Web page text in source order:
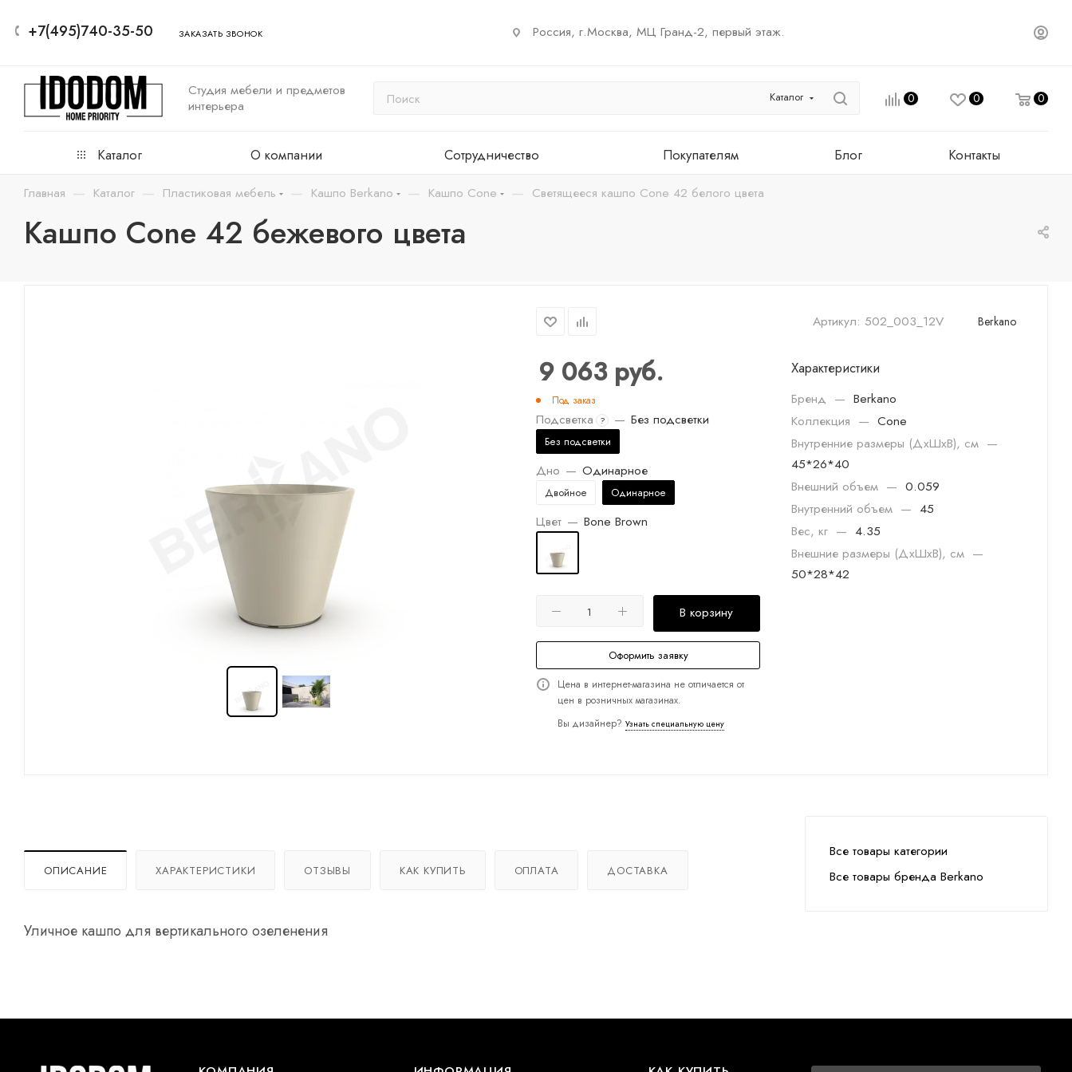
+7(495)740-35-50 ЗАКАЗАТЬ ЗВОНОК Россия, г.Москва, МЦ Гранд-2, первый этаж.
Студия мебели и предметов
интерьера
Каталог 0 0 0
Каталог О компании Сотрудничество Покупателям Блог Контакты
Главная — Каталог — Пластиковая мебель — Кашпо Berkano — Кашпо Cone — Светящееся кашпо Cone 42 белого цвета
Кашпо Cone 42 бежевого цвета
Артикул: 502_003_12V Berkano
9 063руб.
Под заказ
Подсветка ? — Без подсветки
Без подсветки
Дно — Одинарное
Двойное Одинарное
Цвет — Bone Brown
В корзину
Оформить заявку
Цена в интернет-магазина не отличается от
цен в розничных магазинах.
Вы дизайнер? Узнать специальную цену
Характеристики
Бренд — Berkano
Коллекция — Cone
Внутренние размеры (ДхШхВ), см —
45*26*40
Внешний объем — 0.059
Внутренний объем — 45
Вес, кг — 4.35
Внешние размеры (ДхШхВ), см —
50*28*42
ОПИСАНИЕ ХАРАКТЕРИСТИКИ ОТЗЫВЫ КАК КУПИТЬ ОПЛАТА ДОСТАВКА
Уличное кашпо для вертикального озеленения
Все товары категории
Все товары бренда Berkano